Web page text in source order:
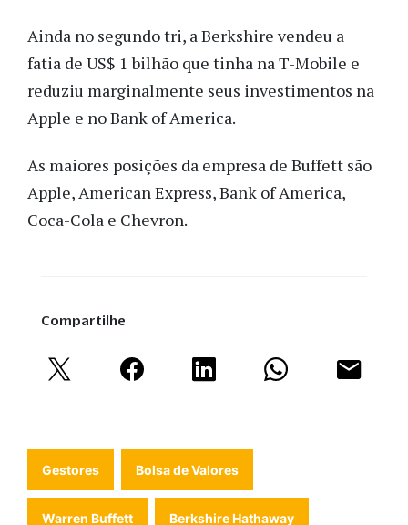
Ainda no segundo tri, a Berkshire vendeu a
fatia de US$ 1 bilhão que tinha na T-Mobile e
reduziu marginalmente seus investimentos na
Apple e no Bank of America.
As maiores posições da empresa de Buffett são
Apple, American Express, Bank of America,
Coca-Cola e Chevron.
Compartilhe
Gestores Bolsa de Valores
Warren Buffett Berkshire Hathaway